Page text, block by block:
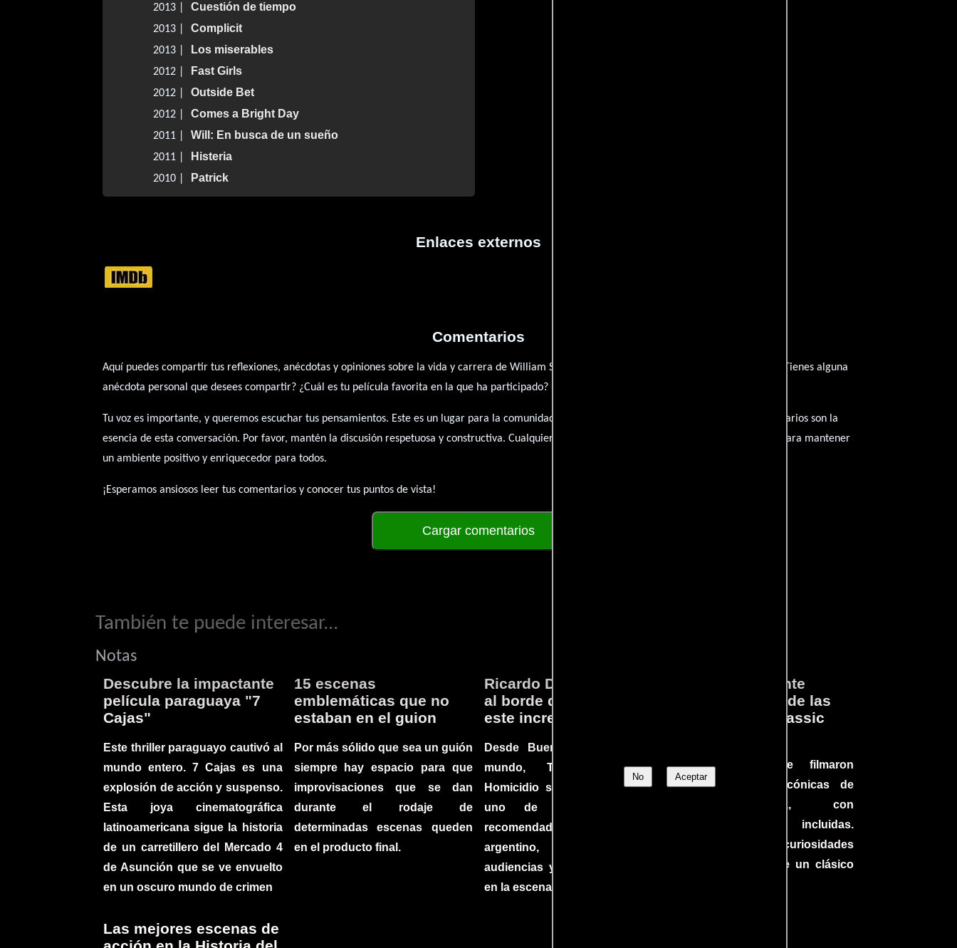
No Aceptar
2013 | Cuestión de tiempo
2013 | Complicit
2013 | Los miserables
2012 | Fast Girls
2012 | Outside Bet
2012 | Comes a Bright Day
2011 | Will: En busca de un sueño
2011 | Histeria
2010 | Patrick
Enlaces externos
Comentarios
Aquí puedes compartir tus reflexiones, anécdotas y opiniones sobre la vida y carrera de William Sheffield. ¿Qué te ha inspirado de su trayectoria? ¿Tienes alguna
anécdota personal que desees compartir? ¿Cuál es tu película favorita en la que ha participado?
Tu voz es importante, y queremos escuchar tus pensamientos. Este es un lugar para la comunidad de admiradores y amantes del cine, y tus comentarios son la
esencia de esta conversación. Por favor, mantén la discusión respetuosa y constructiva. Cualquier forma de contenido inapropiado será eliminado para mantener
un ambiente positivo y enriquecedor para todos.
¡Esperamos ansiosos leer tus comentarios y conocer tus puntos de vista!
Cargar comentarios
También te puede interesar...
Notas
Descubre la impactante
película paraguaya "7
Cajas"
Este thriller paraguayo cautivó al
mundo entero. 7 Cajas es una
explosión de acción y suspenso.
Esta joya cinematográfica
latinoamericana sigue la historia
de un carretillero del Mercado 4
de Asunción que se ve envuelto
en un oscuro mundo de crimen
15 escenas
emblemáticas que no
estaban en el guion
Por más sólido que sea un guión
siempre hay espacio para que
improvisaciones que se dan
durante el rodaje de
determinadas escenas queden
en el producto final.
Ricardo Darín te llevará
al borde del asiento en
este increíble thriller
Desde Buenos Aires hasta el
mundo, Tesis sobre un
Homicidio se ha convertido en
uno de los filmes más
recomendados del cine
argentino, cautivando
audiencias y dejando su huella
en la escena internacional.
Lo que Realmente
Sucedió detrás de las
cámaras en Jurassic
Conoce cómo se filmaron
algunas escenas icónicas de
Jurassic Park, con
improvisaciones incluidas.
¡Descubre las curiosidades
detrás del rodaje de un clásico
Las mejores escenas de